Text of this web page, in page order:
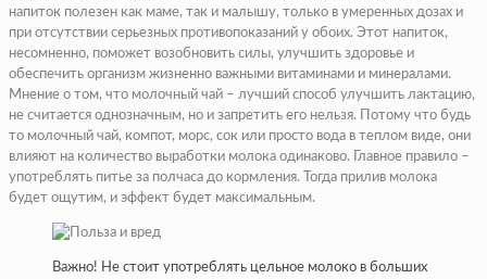
напиток полезен как маме, так и малышу, только в умеренных дозах и
при отсутствии серьезных противопоказаний у обоих. Этот напиток,
несомненно, поможет возобновить силы, улучшить здоровье и
обеспечить организм жизненно важными витаминами и минералами.
Мнение о том, что молочный чай – лучший способ улучшить лактацию,
не считается однозначным, но и запретить его нельзя. Потому что будь
то молочный чай, компот, морс, сок или просто вода в теплом виде, они
влияют на количество выработки молока одинаково. Главное правило –
употреблять питье за полчаса до кормления. Тогда прилив молока
будет ощутим, и эффект будет максимальным.
Важно! Не стоит употреблять цельное молоко в больших